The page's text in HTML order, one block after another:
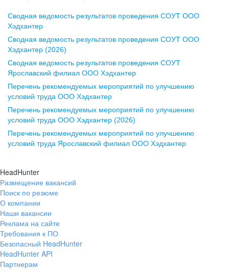
Воронеж
ул. Комиссаржевской, д. 10,
офис 1212
+7 473 280-05-05
pr@vrn.hh.ru
ул. Спартаковская, д. 2А, этаж 3,
помещение 15
+7 843 212-12-50
Екатеринбург
ул. Боевых Дружин, стр. 20,
+7 343 226-79-99
pr@ural.hh.ru
Сводная ведомость результатов проведения СОУТ ООО
Хэдхантер
Сводная ведомость результатов проведения СОУТ ООО
Хэдхантер (2026)
Сводная ведомость результатов проведения СОУТ
Ярославский филиал ООО Хэдхантер
Перечень рекомендуемых мероприятий по улучшению
условий труда ООО Хэдхантер
Перечень рекомендуемых мероприятий по улучшению
условий труда ООО Хэдхантер (2026)
Перечень рекомендуемых мероприятий по улучшению
условий труда Ярославский филиал ООО Хэдхантер
HeadHunter
Размещение вакансий
Поиск по резюме
О компании
Наши вакансии
Реклама на сайте
Требования к ПО
Безопасный HeadHunter
HeadHunter API
Партнерам